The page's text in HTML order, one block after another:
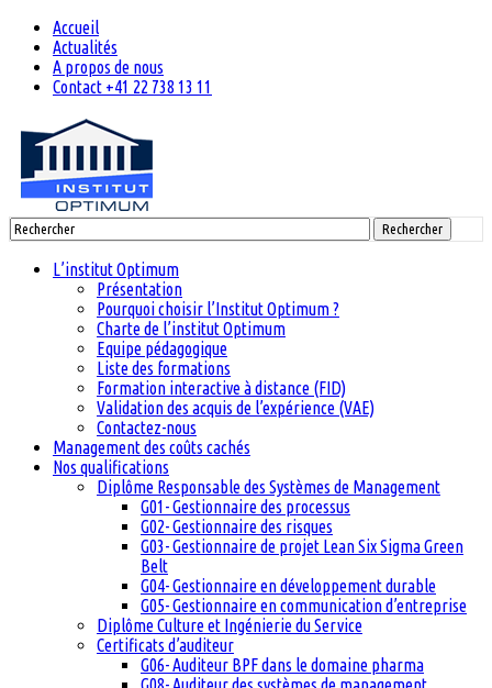
Accueil
Actualités
A propos de nous
Contact +41 22 738 13 11
Rechercher
L’institut Optimum
Présentation
Pourquoi choisir l’Institut Optimum ?
Charte de l’institut Optimum
Equipe pédagogique
Liste des formations
Formation interactive à distance (FID)
Validation des acquis de l’expérience (VAE)
Contactez-nous
Management des coûts cachés
Nos qualifications
Diplôme Responsable des Systèmes de Management
G01- Gestionnaire des processus
G02- Gestionnaire des risques
G03- Gestionnaire de projet Lean Six Sigma Green
Belt
G04- Gestionnaire en développement durable
G05- Gestionnaire en communication d’entreprise
Diplôme Culture et Ingénierie du Service
Certificats d’auditeur
G06- Auditeur BPF dans le domaine pharma